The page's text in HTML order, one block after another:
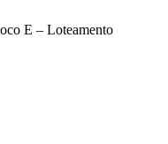
E – Loteamento